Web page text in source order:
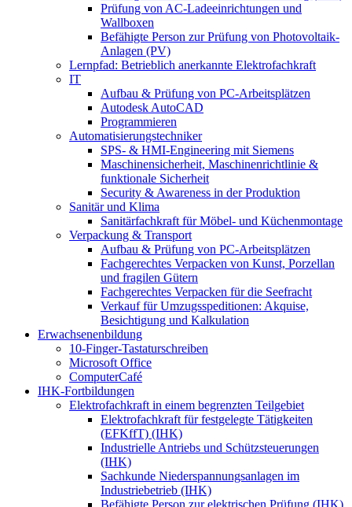
Prüfung von AC-Ladeeinrichtungen und
Wallboxen
Befähigte Person zur Prüfung von Photovoltaik-
Anlagen (PV)
Lernpfad: Betrieblich anerkannte Elektrofachkraft
IT
Aufbau & Prüfung von PC-Arbeitsplätzen
Autodesk AutoCAD
Programmieren
Automatisierungstechniker
SPS‑ & HMI‑Engineering mit Siemens
Maschinensicherheit, Maschinenrichtlinie &
funktionale Sicherheit
Security & Awareness in der Produktion
Sanitär und Klima
Sanitärfachkraft für Möbel- und Küchenmontage
Verpackung & Transport
Aufbau & Prüfung von PC-Arbeitsplätzen
Fachgerechtes Verpacken von Kunst, Porzellan
und fragilen Gütern
Fachgerechtes Verpacken für die Seefracht
Verkauf für Umzugsspeditionen: Akquise,
Besichtigung und Kalkulation
Erwachsenenbildung
10-Finger-Tastaturschreiben
Microsoft Office
ComputerCafé
IHK-Fortbildungen
Elektrofachkraft in einem begrenzten Teilgebiet
Elektrofachkraft für festgelegte Tätigkeiten
(EFKffT) (IHK)
Industrielle Antriebs und Schützsteuerungen
(IHK)
Sachkunde Niederspannungsanlagen im
Industriebetrieb (IHK)
Befähigte Person zur elektrischen Prüfung (IHK)